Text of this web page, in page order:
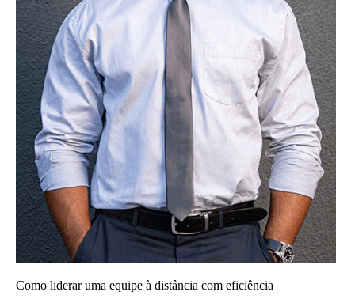
Como liderar uma equipe à distância com eficiência